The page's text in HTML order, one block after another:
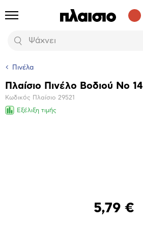
Προϊόντα
Αναζήτηση
Πινέλα
Βασικά
χαρακτηριστικά
Πλαίσιο Πινέλο Βοδιού Νο 14
Κωδικός Πλαίσιο 29521
Εξέλιξη τιμής
5,79 €